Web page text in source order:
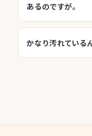
あるのですが。
かなり汚れている